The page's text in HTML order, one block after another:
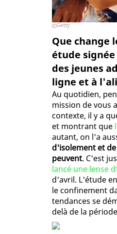
Getty
Que change
étude
des jeunes
ligne et à
Au quotidien,
mission de vous
contexte, il y a
et montrant que
autant, on l'a
d'isolement et
peuvent. C'est
lancé une lense
d'avril. L'étude
le confinement
tendances se
delà de la